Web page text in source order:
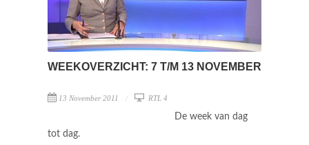
WEEKOVERZICHT: 7 T/M 13 NOVEMBER
13 November 2011 RTL 4
De week van dag
tot dag.